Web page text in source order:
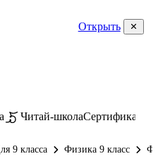
Открыть
Читай-школаСертификаты
9 класса Физика 9 класс